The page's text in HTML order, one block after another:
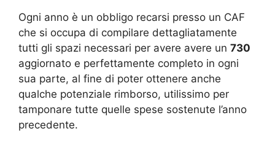
Ogni anno è un obbligo recarsi presso un CAF
che si occupa di compilare dettagliatamente
tutti gli spazi necessari per avere avere un 730
aggiornato e perfettamente completo in ogni
sua parte, al fine di poter ottenere anche
qualche potenziale rimborso, utilissimo per
tamponare tutte quelle spese sostenute l’anno
precedente.